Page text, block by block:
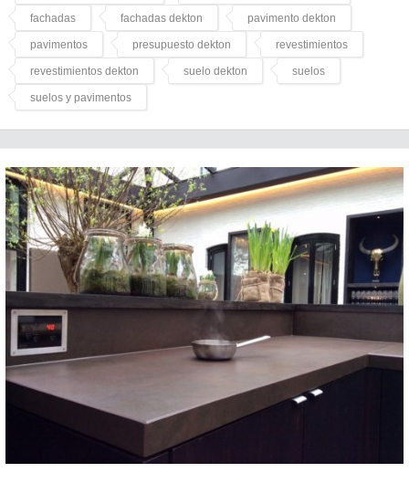
fachadas fachadas dekton pavimento dekton
pavimentos presupuesto dekton revestimientos
revestimientos dekton suelo dekton suelos
suelos y pavimentos